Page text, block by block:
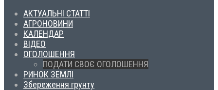
АКТУАЛЬНІ СТАТТІ
АГРОНОВИНИ
КАЛЕНДАР
ВІДЕО
ОГОЛОШЕННЯ
ПОДАТИ СВОЄ ОГОЛОШЕННЯ
РИНОК ЗЕМЛІ
Збереження грунту